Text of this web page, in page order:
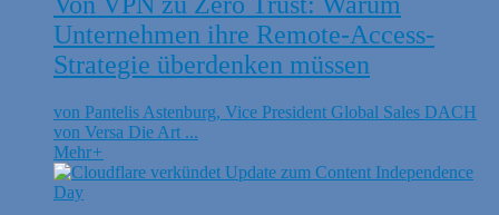
Unternehmen ihre Remote-Access-
Strategie überdenken müssen
von Pantelis Astenburg, Vice President Global Sales DACH
von Versa Die Art ...
Mehr+